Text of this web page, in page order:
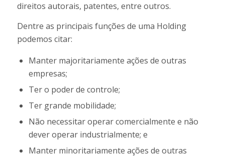
direitos autorais, patentes, entre outros.
Dentre as principais funções de uma Holding
podemos citar:
Manter majoritariamente ações de outras
empresas;
Ter o poder de controle;
Ter grande mobilidade;
Não necessitar operar comercialmente e não
dever operar industrialmente; e
Manter minoritariamente ações de outras